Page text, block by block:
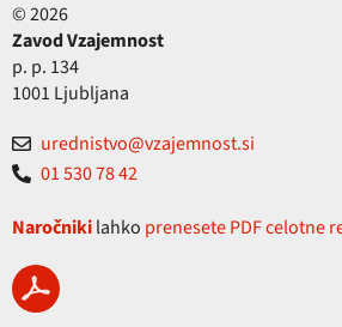
© 2026
Zavod Vzajemnost
p. p. 134
1001 Ljubljana
urednistvo@vzajemnost.si
01 530 78 42
Naročnikilahko prenesete PDF celotne